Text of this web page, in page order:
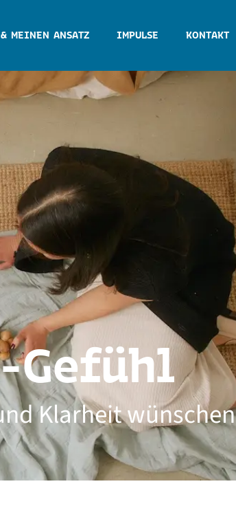
MEINEN ANSATZ IMPULSE KONTAKT
Gefühl
Klarheit wünschen